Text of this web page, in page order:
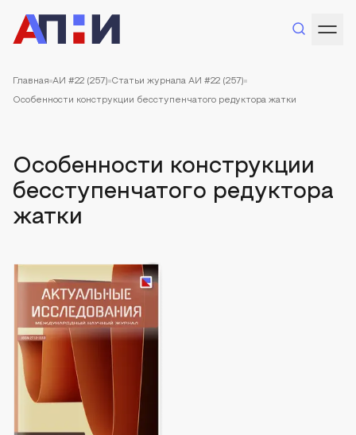
Главная АИ #22 (257) Статьи журнала АИ #22 (257)
Особенности конструкции бесступенчатого редуктора жатки
Особенности конструкции
бесступенчатого редуктора
жатки